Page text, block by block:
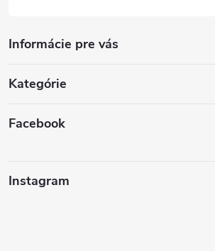
Informácie pre vás
Kategórie
Facebook
Instagram